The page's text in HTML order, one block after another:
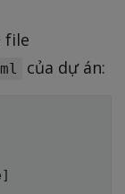
file
của dự án:
]